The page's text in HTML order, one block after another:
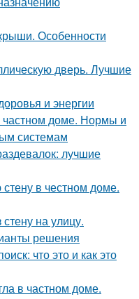
Особенности
дверь. Лучшие
и энергии
частном доме. Нормы и
системам
лучшие
в честном доме.
на улицу.
решения
что это и как это
в частном доме.